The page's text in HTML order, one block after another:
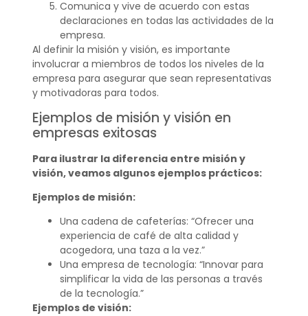
Comunica y vive de acuerdo con estas
declaraciones en todas las actividades de la
empresa.
Al definir la misión y visión, es importante
involucrar a miembros de todos los niveles de la
empresa para asegurar que sean representativas
y motivadoras para todos.
Ejemplos de misión y visión en
empresas exitosas
Para ilustrar la diferencia entre misión y
visión, veamos algunos ejemplos prácticos:
Ejemplos de misión:
Una cadena de cafeterías: “Ofrecer una
experiencia de café de alta calidad y
acogedora, una taza a la vez.”
Una empresa de tecnología: “Innovar para
simplificar la vida de las personas a través
de la tecnología.”
Ejemplos de visión: